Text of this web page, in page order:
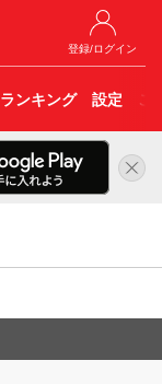
登録/ログイン
ランキング 設定 こ